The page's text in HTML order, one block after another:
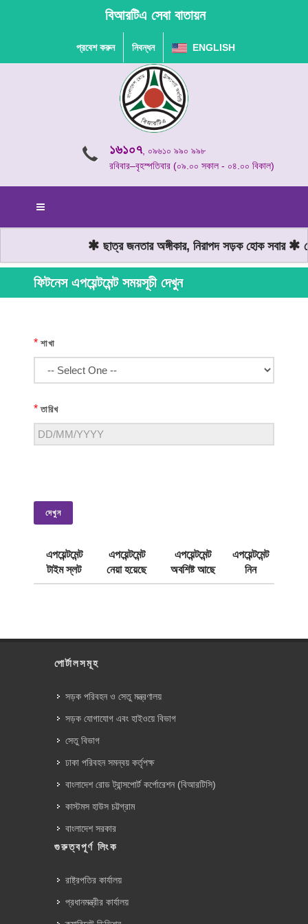
বিআরটিএ সেবা বাতায়ন
প্রবেশ করুন নিবন্ধন ENGLISH
১৬১০৭, ০৯৬১০ ৯৯০ ৯৯৮
রবিবার–বৃহস্পতিবার (০৯.০০ সকাল - ০৪.০০ বিকাল)
ছাত্র জনতার অঙ্গীকার, নিরাপদ সড়ক হোক সবার
ফিটনেস এপয়েন্টমেন্ট সময়সূচী দেখুন
* শাখা
* তারিখ
দেখুন
এপয়েন্টমেন্ট
টাইম স্লট
এপয়েন্টমেন্ট
নেয়া হয়েছে
এপয়েন্টমেন্ট
অবশিষ্ট আছে
এপয়েন্টমেন্ট
নিন
পোর্টালসমূহ
সড়ক পরিবহন ও সেতু মন্ত্রণালয়
সড়ক যোগাযোগ এবং হাইওয়ে বিভাগ
সেতু বিভাগ
ঢাকা পরিবহন সমন্বয় কর্তৃপক্ষ
বাংলাদেশ রোড ট্রান্সপোর্ট কর্পোরেশন (বিআরটিসি)
কাস্টমস হাউস চট্টগ্রাম
বাংলাদেশ সরকার
গুরুত্বপূর্ণ লিংক
রাষ্ট্রপতির কার্যালয়
প্রধানমন্ত্রীর কার্যালয়